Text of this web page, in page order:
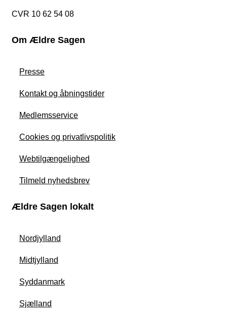
CVR 10 62 54 08
Om Ældre Sagen
Presse
Kontakt og åbningstider
Medlemsservice
Cookies og privatlivspolitik
Webtilgængelighed
Tilmeld nyhedsbrev
Ældre Sagen lokalt
Nordjylland
Midtjylland
Syddanmark
Sjælland